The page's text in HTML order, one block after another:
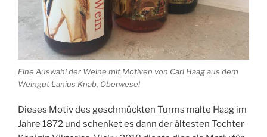
Eine Auswahl der Weine mit Motiven von Carl Haag aus dem
Weingut Lanius Knab, Oberwesel
Dieses Motiv des geschmückten Turms malte Haag im
Jahre 1872 und schenket es dann der ältesten Tochter